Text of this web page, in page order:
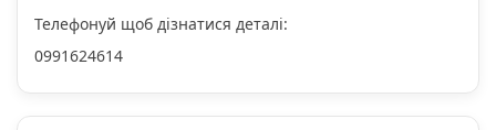
Телефонуй щоб дізнатися деталі:
0991624614